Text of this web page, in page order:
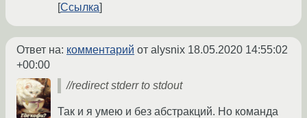
Ссылка
Ответ на: комментарий от alysnix 18.05.2020 14:55:02
+00:00
//redirect stderr to stdout
Так и я умею и без абстракций. Но команда